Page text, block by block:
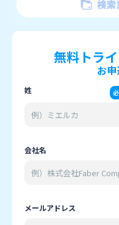
無料トラ
お
姓
会社名
メールアドレス